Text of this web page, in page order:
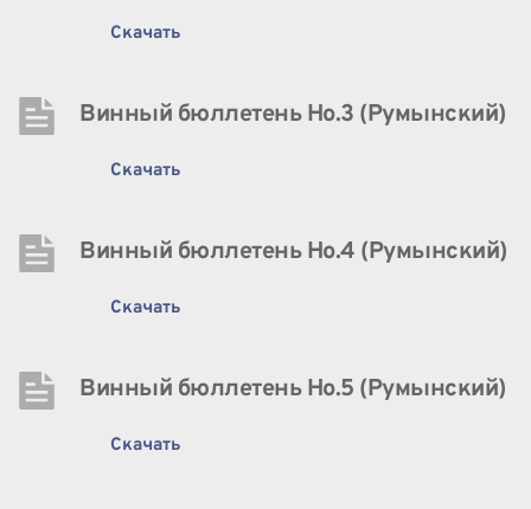
Скачать
Винный бюллетень Нo.3 (Румынский)
Скачать
Винный бюллетень Нo.4 (Румынский)
Скачать
Винный бюллетень Нo.5 (Румынский)
Скачать